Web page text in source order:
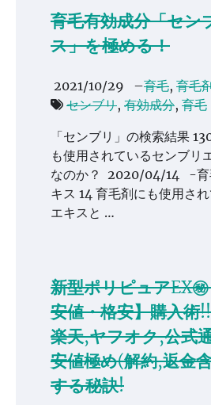
育毛有効成分「セン
ス」を極める！
2021/10/29 –育毛, 育毛
センブリ, 有効成分, 育毛
「センブリ」の検索結果
も使用されているセンブリ
なのか？ 2020/04/14 -育
キス 14 育毛剤にも使用さ
エキスと …
新型ポリピュアEX
安値・格安】購入
楽天,ヤフオク,公式
安値極め(解約,返金
する秘訣!